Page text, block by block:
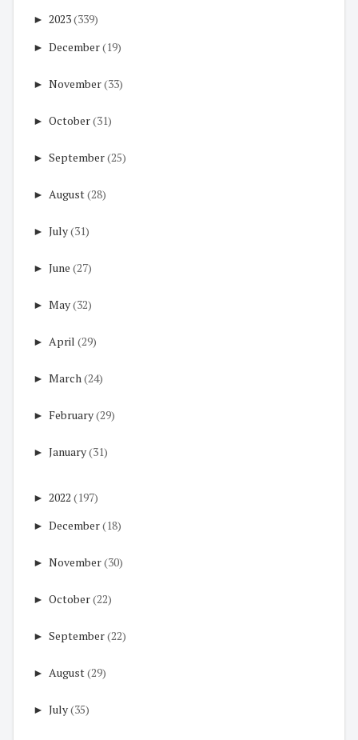
► 2023(339)
► December(19)
► November(33)
► October(31)
► September(25)
► August(28)
► July(31)
► June (27)
► May(32)
► April (29)
► March(24)
► February(29)
► January(31)
► 2022 (197)
► December(18)
► November(30)
► October(22)
► September(22)
► August(29)
► July(35)